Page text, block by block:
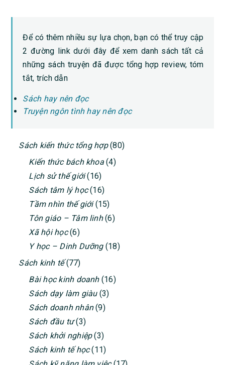
Để có thêm nhiều sự lựa chọn, bạn có thể truy cập
2 đường link dưới đây để xem danh sách tất cả
những sách truyện đã được tổng hợp review, tóm
tắt, trích dẫn
Sách hay nên đọc
Truyện ngôn tình hay nên đọc
PRIMARY
SIDEBAR
Sách kiến thức tổng hợp(80)
Kiến thức bách khoa(4)
Lịch sử thế giới(16)
Sách tâm lý học(16)
Tầm nhìn thế giới(15)
Tôn giáo – Tâm linh(6)
Xã hội học(6)
Y học – Dinh Dưỡng(18)
Sách kinh tế(77)
Bài học kinh doanh(16)
Sách dạy làm giàu(3)
Sách doanh nhân(9)
Sách đầu tư(3)
Sách khởi nghiệp(3)
Sách kinh tế học(11)